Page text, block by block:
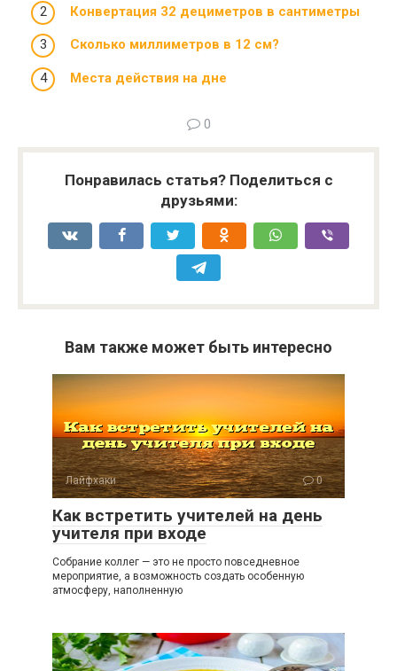
Конвертация 32 дециметров в сантиметры
Сколько миллиметров в 12 см?
Места действия на дне
0
Понравилась статья? Поделиться с
друзьями:
Вам также может быть интересно
Лайфхаки 0
Как встретить учителей на день
учителя при входе
Собрание коллег — это не просто повседневное
мероприятие, а возможность создать особенную
атмосферу, наполненную